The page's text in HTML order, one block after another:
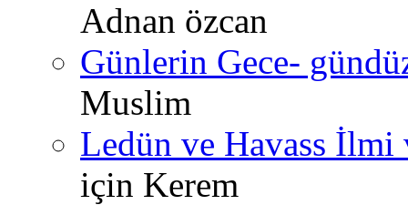
Adnan özcan
Günlerin Gece-
Muslim
Ledün ve Havass İlmi
için Kerem